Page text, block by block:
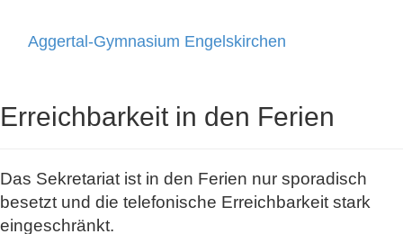
Aggertal-Gymnasium Engelskirchen
Erreichbarkeit in den Ferien
Das Sekretariat ist in den Ferien nur sporadisch
besetzt und die telefonische Erreichbarkeit stark
eingeschränkt.